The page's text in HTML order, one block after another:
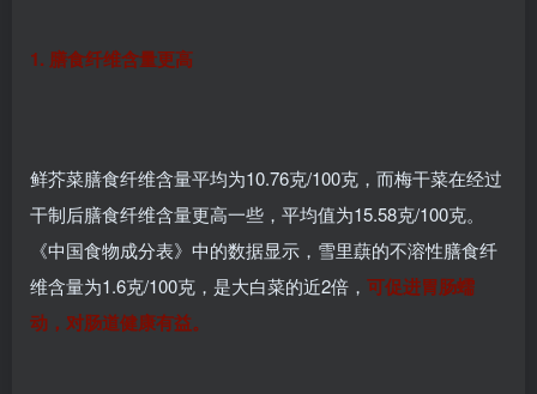
1. 膳食纤维含量更高
鲜芥菜膳食纤维含量平均为10.76克/100克，而梅干菜在经过
干制后膳食纤维含量更高一些，平均值为15.58克/100克。
《中国食物成分表》中的数据显示，雪里蕻的不溶性膳食纤
维含量为1.6克/100克，是大白菜的近2倍， 可促进胃肠蠕
动，对肠道健康有益。